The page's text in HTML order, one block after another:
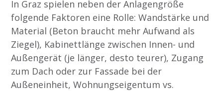
In Graz spielen neben der Anlagengröße
folgende Faktoren eine Rolle: Wandstärke und
Material (Beton braucht mehr Aufwand als
Ziegel), Kabinettlänge zwischen Innen- und
Außengerät (je länger, desto teurer), Zugang
zum Dach oder zur Fassade bei der
Außeneinheit, Wohnungseigentum vs.